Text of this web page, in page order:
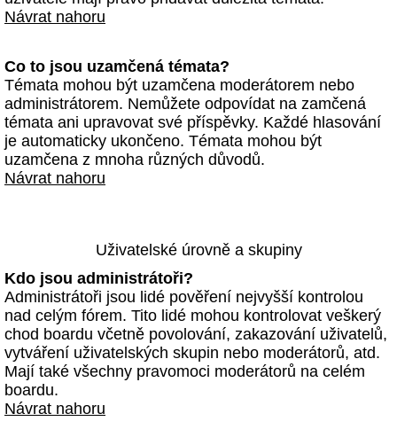
Návrat nahoru
Co to jsou uzamčená témata?
Témata mohou být uzamčena moderátorem nebo
administrátorem. Nemůžete odpovídat na zamčená
témata ani upravovat své příspěvky. Každé hlasování
je automaticky ukončeno. Témata mohou být
uzamčena z mnoha různých důvodů.
Návrat nahoru
Uživatelské úrovně a skupiny
Kdo jsou administrátoři?
Administrátoři jsou lidé pověření nejvyšší kontrolou
nad celým fórem. Tito lidé mohou kontrolovat veškerý
chod boardu včetně povolování, zakazování uživatelů,
vytváření uživatelských skupin nebo moderátorů, atd.
Mají také všechny pravomoci moderátorů na celém
boardu.
Návrat nahoru